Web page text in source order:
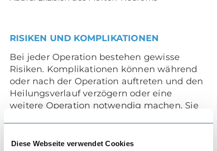
Diese Webseite verwendet Cookies
RISIKEN UND KOMPLIKATIONEN
Bei jeder Operation bestehen gewisse
Risiken. Komplikationen können während
oder nach der Operation auftreten und den
Heilungsverlauf verzögern oder eine
weitere Operation notwendig machen. Sie
Fusseingriffen selten sind.